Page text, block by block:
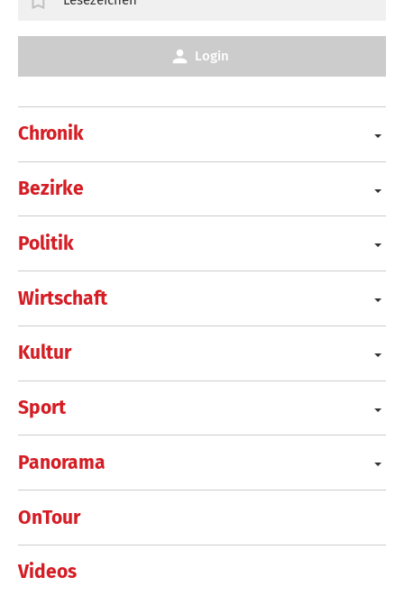
Chronik
Bezirke
Politik
Wirtschaft
Kultur
Sport
Panorama
OnTour
Videos
Login